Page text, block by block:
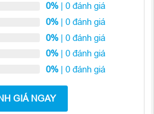
Apple A7 đi cùng chip đồ họa
0% | 0 đánh giá
0% | 0 đánh giá
0% | 0 đánh giá
0% | 0 đánh giá
0% | 0 đánh giá
GIÁ NGAY